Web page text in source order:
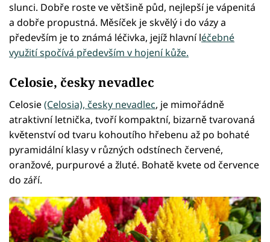
slunci. Dobře roste ve většině půd, nejlepší je vápenitá
a dobře propustná. Měsíček je skvělý i do vázy a
především je to známá léčivka, jejíž hlavní léčebné
využití spočívá především v hojení kůže.
Celosie, česky nevadlec
Celosie(Celosia), česky nevadlec, je mimořádně
atraktivní letnička, tvoří kompaktní, bizarně tvarovaná
květenství od tvaru kohoutího hřebenu až po bohaté
pyramidální klasy v různých odstínech červené,
oranžové, purpurové a žluté. Bohatě kvete od července
do září.